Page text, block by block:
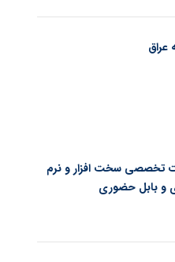
عراق
تخصصی سخت افزار و نرم
و بابل حضوری